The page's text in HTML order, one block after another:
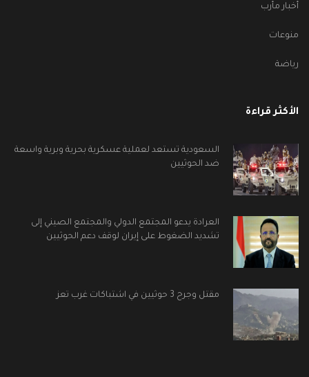
أخبار مأرب
منوعات
رياضة
الأكثر قراءة
السعودية تستعد لعملية عسكرية بحرية وبرية واسعة
ضد الحوثيين
العرادة يدعو المجتمع الدولي والمجتمع الصيني إلى
تشديد الضغوط على إيران لوقف دعم الحوثيين
مقتل وجرح 3 حوثيين في اشتباكات غرب تعز